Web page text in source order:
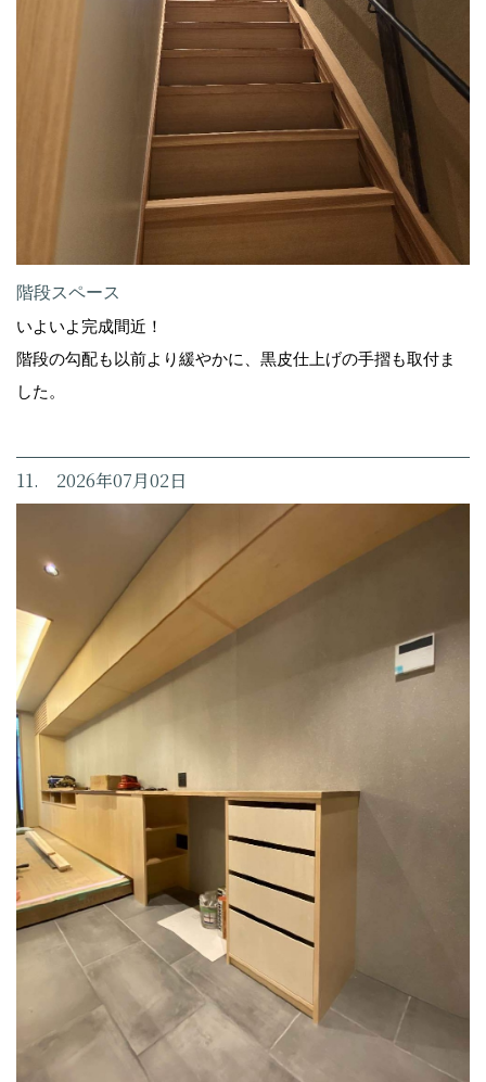
階段スペース
いよいよ完成間近！
階段の勾配も以前より緩やかに、黒皮仕上げの手摺も取付ま
した。
11. 2026年07月02日